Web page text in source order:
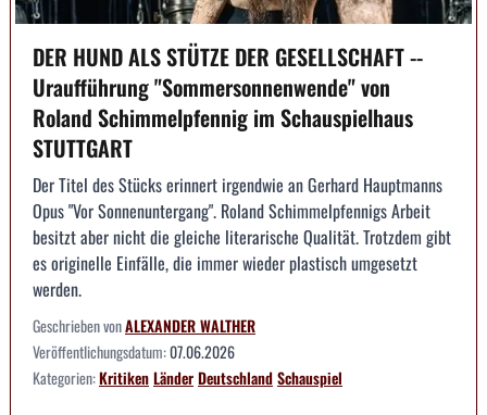
DER HUND ALS STÜTZE DER GESELLSCHAFT --
Uraufführung "Sommersonnenwende" von
Roland Schimmelpfennig im Schauspielhaus
STUTTGART
Der Titel des Stücks erinnert irgendwie an Gerhard Hauptmanns
Opus "Vor Sonnenuntergang". Roland Schimmelpfennigs Arbeit
besitzt aber nicht die gleiche literarische Qualität. Trotzdem gibt
es originelle Einfälle, die immer wieder plastisch umgesetzt
werden.
Geschrieben vonALEXANDER WALTHER
Veröffentlichungsdatum:07.06.2026
Kategorien:KritikenLänderDeutschlandSchauspiel